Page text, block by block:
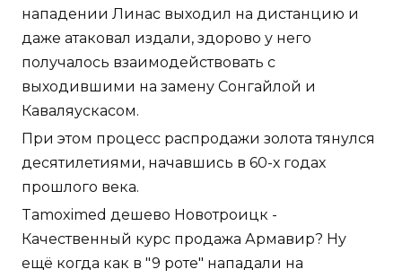
нападении Линас выходил на дистанцию и
даже атаковал издали, здорово у него
получалось взаимодействовать с
выходившими на замену Сонгайлой и
Каваляускасом.
При этом процесс распродажи золота тянулся
десятилетиями, начавшись в 60-х годах
прошлого века.
Tamoximed дешево Новотроицк -
Качественный курс продажа Армавир? Ну
ещё когда как в "9 роте" нападали на